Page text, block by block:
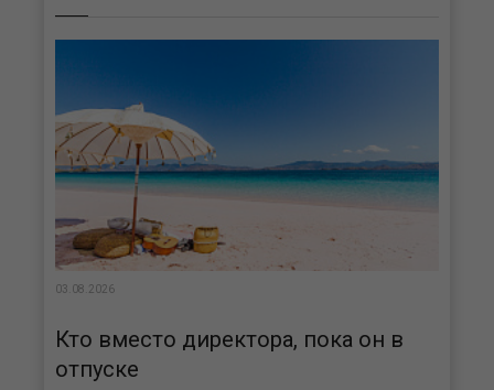
03.08.2026
Кто вместо директора, пока он в
отпуске